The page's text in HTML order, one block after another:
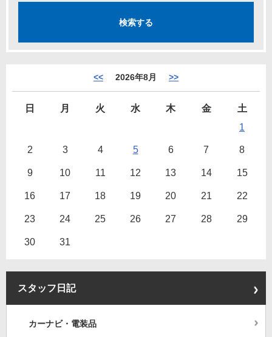
<< 2026年8月 >>
日 月 火 水 木 金
土
1
2 3 4 5 6 7 8
9 10 11 12 13 14 15
16 17 18 19 20 21 22
23 24 25 26 27 28 29
30 31
スタッフ日記
カーナビ・電装品